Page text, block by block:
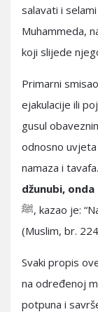
salavati i
Muhammeda,
koji slijede
Primarni
ejakulacije ili
gusul
odnosno
namaza i
džunubi,
ﷺ, kazao je: “Namaz bez čistoće se ne prihvata.”
(Muslim, br.
Svaki propis
na određenoj
potpuna i